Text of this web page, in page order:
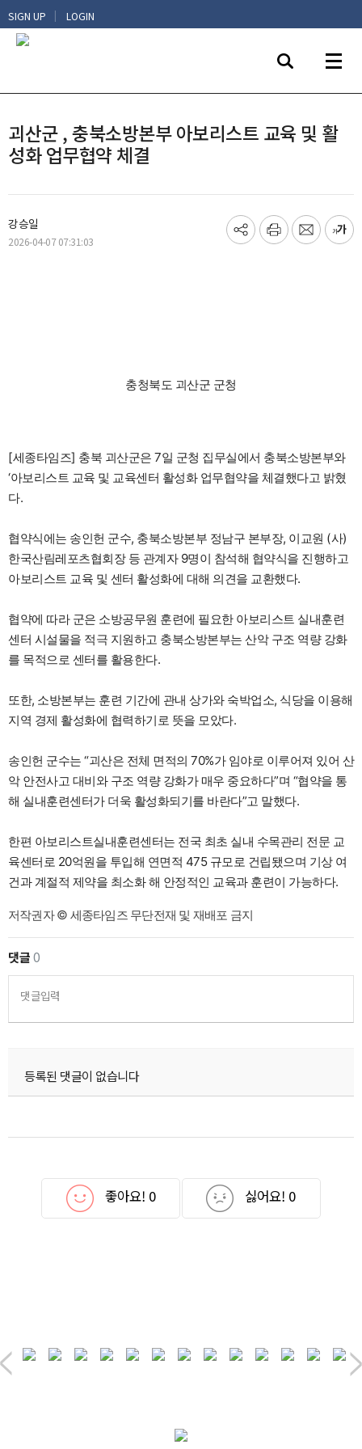
SIGN UP | LOGIN
괴산군 , 충북소방본부 아보리스트 교육 및 활
성화 업무협약 체결
강승일
2026-04-07 07:31:03
기
프
메
글
충청북도 괴산군 군청
[세종타임즈] 충북 괴산군은 7일 군청 집무실에서 충북소방본부와
‘아보리스트 교육 및 교육센터 활성화 업무협약을 체결했다고 밝혔
다.
협약식에는 송인헌 군수, 충북소방본부 정남구 본부장, 이교원 (사)
한국산림레포츠협회장 등 관계자 9명이 참석해 협약식을 진행하고
아보리스트 교육 및 센터 활성화에 대해 의견을 교환했다.
협약에 따라 군은 소방공무원 훈련에 필요한 아보리스트 실내훈련
센터 시설물을 적극 지원하고 충북소방본부는 산악 구조 역량 강화
를 목적으로 센터를 활용한다.
또한, 소방본부는 훈련 기간에 관내 상가와 숙박업소, 식당을 이용해
지역 경제 활성화에 협력하기로 뜻을 모았다.
송인헌 군수는 “괴산은 전체 면적의 70%가 임야로 이루어져 있어 산
악 안전사고 대비와 구조 역량 강화가 매우 중요하다”며 “협약을 통
해 실내훈련센터가 더욱 활성화되기를 바란다”고 말했다.
한편 아보리스트실내훈련센터는 전국 최초 실내 수목관리 전문 교
육센터로 20억원을 투입해 연면적 475 규모로 건립됐으며 기상 여
건과 계절적 제약을 최소화 해 안정적인 교육과 훈련이 가능하다.
저작권자 © 세종타임즈 무단전재 및 재배포 금지
댓글0
댓글입력
등록된 댓글이 없습니다
좋아요! 0 싫어요! 0